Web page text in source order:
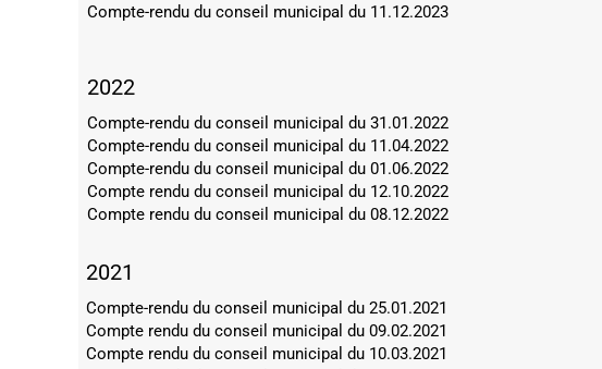
Compte-rendu du conseil municipal du 11.12.2023
2022
Compte-rendu du conseil municipal du 31.01.2022
Compte-rendu du conseil municipal du 11.04.2022
Compte-rendu du conseil municipal du 01.06.2022
Compte rendu du conseil municipal du 12.10.2022
Compte rendu du conseil municipal du 08.12.2022
2021
Compte-rendu du conseil municipal du 25.01.2021
Compte rendu du conseil municipal du 09.02.2021
Compte rendu du conseil municipal du 10.03.2021